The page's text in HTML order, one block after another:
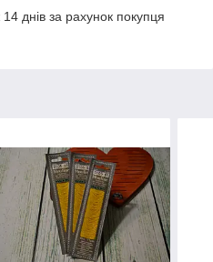
днів за рахунок покупця